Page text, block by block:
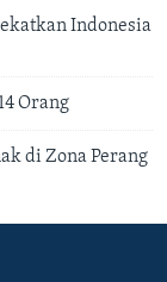
Indonesia
Orang
di Zona Perang